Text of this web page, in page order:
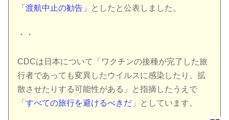
「渡航中止の勧告」
としたと公表しました。
・・
CDCは日本について「ワクチンの接種が完了した旅
行者であっても変異したウイルスに感染したり、拡
散させたりする可能性がある」と指摘したうえで
「すべての旅行を避けるべきだ 」としています。